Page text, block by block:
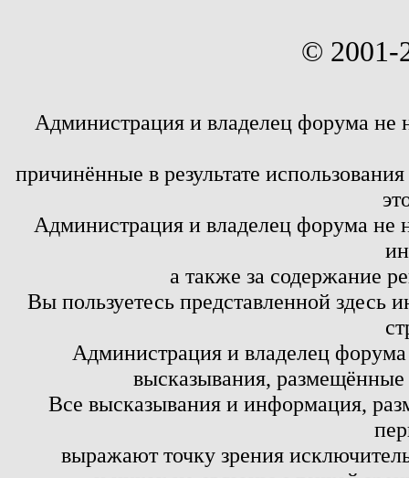
© 2001-
Администрация и владелец форума не
причинённые в результате
Администрация и владелец форума не
а также за содержание
Вы пользуетесь представленной здесь
Администрация и владелец
высказывания,
Все высказывания и информация,
выражают точку зрения